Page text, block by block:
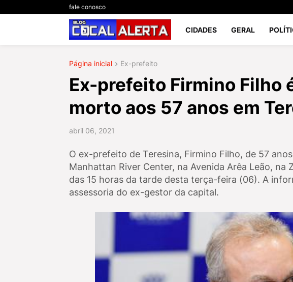
fale conosco
CIDADES GERAL
Página inicial Ex-prefeito
Ex-prefeito Firmino Filho
morto aos 57 anos em
abril 06, 2021
O ex-prefeito de Teresina, Firmino Filho, de 57
Manhattan River Center, na Avenida Arêa Leão, na
das 15 horas da tarde desta terça-feira (06). A
assessoria do ex-gestor da capital.